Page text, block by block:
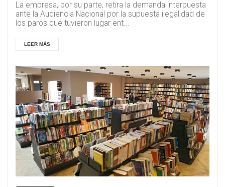
La empresa, por su parte, retira la demanda interpuesta
ante la Audiencia Nacional por la supuesta ilegalidad de
los paros que tuvieron lugar ent...
LEER MÁS